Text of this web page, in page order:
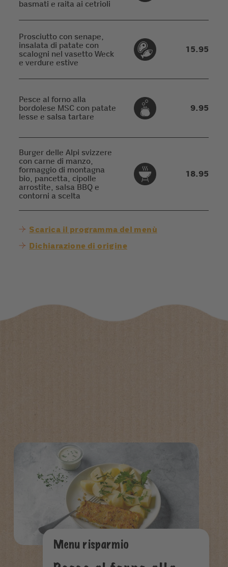
basmati e raita ai cetrioli
Prosciutto con senape,
insalata di patate con
scalogni nel vasetto Weck
e verdure estive
15.95
Pesce al forno alla
bordolese MSC con patate
lesse e salsa tartare
9.95
Burger delle Alpi svizzere
con carne di manzo,
formaggio di montagna
bio, pancetta, cipolle
arrostite, salsa BBQ e
contorni a scelta
18.95
Scarica il programma del menù
Dichiarazione di origine
Menu risparmio